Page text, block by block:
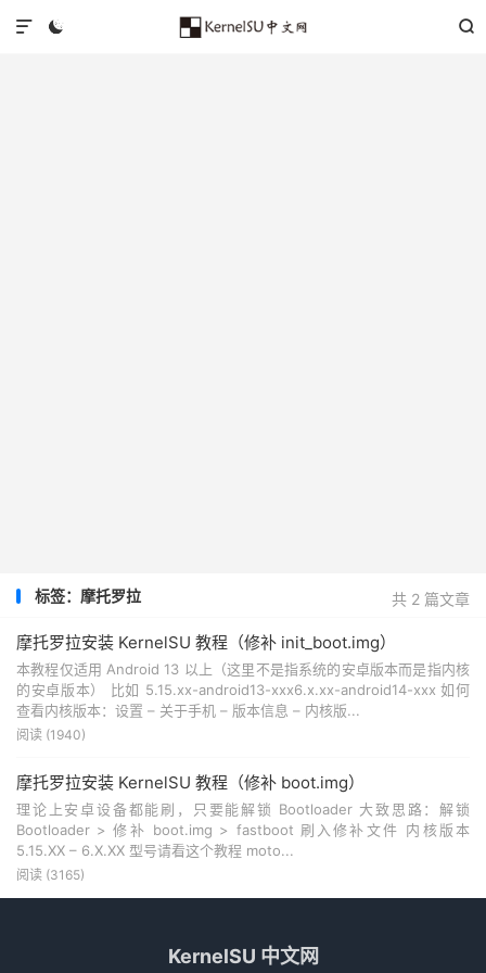



共 2 篇文章
标签：摩托罗拉
摩托罗拉安装 KernelSU 教程（修补 init_boot.img）
本教程仅适用 Android 13 以上（这里不是指系统的安卓版本而是指内核
的安卓版本） 比如 5.15.xx-android13-xxx6.x.xx-android14-xxx 如何
查看内核版本：设置 – 关于手机 – 版本信息 – 内核版...
阅读 (1940)
摩托罗拉安装 KernelSU 教程（修补 boot.img）
理论上安卓设备都能刷，只要能解锁 Bootloader 大致思路：解锁
Bootloader > 修补 boot.img > fastboot 刷入修补文件 内核版本
5.15.XX – 6.X.XX 型号请看这个教程 moto...
阅读 (3165)
KernelSU 中文网